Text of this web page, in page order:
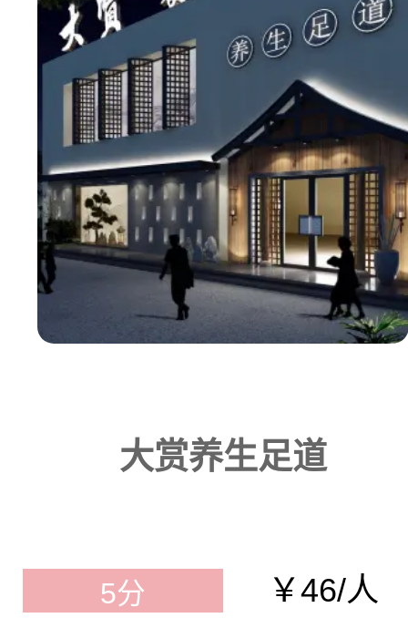
大赏养生足道
5分 ￥46/人